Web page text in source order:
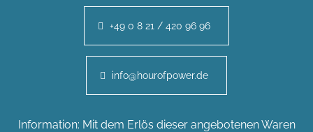
+49 0 8 21 / 420 96 96
info@hourofpower.de
Information: Mit dem Erlös dieser angebotenen Waren